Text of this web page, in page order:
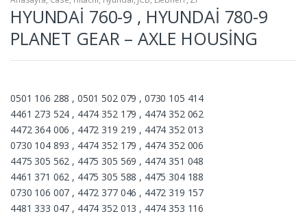
HYUNDAİ 760-9 , HYUNDAİ 780-9
PLANET GEAR – AXLE HOUSİNG
0501 106 288 , 0501 502 079 , 0730 105 414
4461 273 524 , 4474 352 179 , 4474 352 062
4472 364 006 , 4472 319 219 , 4474 352 013
0730 104 893 , 4474 352 179 , 4474 352 006
4475 305 562 , 4475 305 569 , 4474 351 048
4461 371 062 , 4475 305 588 , 4475 304 188
0730 106 007 , 4472 377 046 , 4472 319 157
4481 333 047 , 4474 352 013 , 4474 353 116